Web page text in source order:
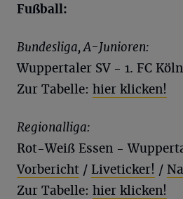
Fußball:
Bundesliga, A-Junioren:
Wuppertaler SV - 1. FC Köln
Zur Tabelle: hier klicken!
Regionalliga:
Rot-Weiß Essen -
Vorbericht / Liveticker! /
Zur Tabelle: hier klicken!